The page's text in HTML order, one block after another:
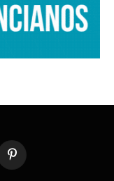
Pinterest